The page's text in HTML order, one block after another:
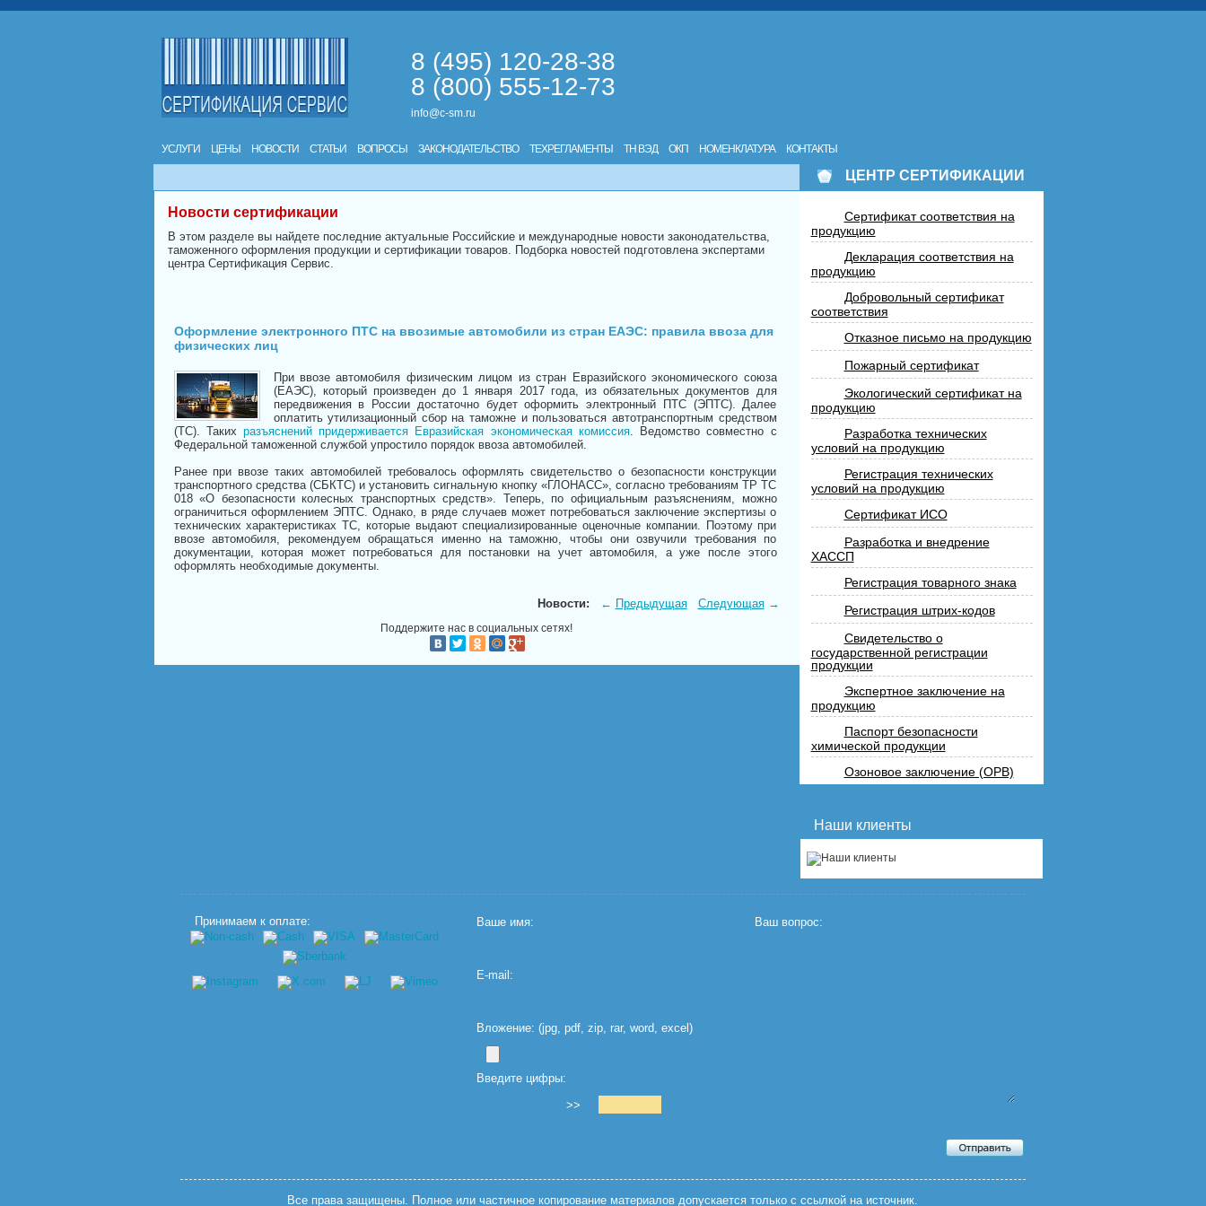
8 (495) 120-28-38
8 (800) 555-12-73
info@c-sm.ru
УСЛУГИ ЦЕНЫ НОВОСТИ СТАТЬИ ВОПРОСЫ ЗАКОНОДАТЕЛЬСТВО ТЕХРЕГЛАМЕНТЫ ТН ВЭД ОКП НОМЕНКЛАТУРА КОНТАКТЫ
ЦЕНТР СЕРТИФИКАЦИИ
Новости сертификации
В этом разделе вы найдете последние актуальные Российские и международные новости законодательства,
таможенного оформления продукции и сертификации товаров. Подборка новостей подготовлена экспертами
центра Сертификация Сервис.
Оформление электронного ПТС на ввозимые автомобили из стран ЕАЭС: правила ввоза для
физических лиц
При ввозе автомобиля физическим лицом из стран Евразийского экономического союза
(ЕАЭС), который произведен до 1 января 2017 года, из обязательных документов для
передвижения в России достаточно будет оформить электронный ПТС (ЭПТС). Далее
оплатить утилизационный сбор на таможне и пользоваться автотранспортным средством
(ТС). Таких разъяснений придерживается Евразийская экономическая комиссия. Ведомство совместно с
Федеральной таможенной службой упростило порядок ввоза автомобилей.
Ранее при ввозе таких автомобилей требовалось оформлять свидетельство о безопасности конструкции
транспортного средства (СБКТС) и установить сигнальную кнопку «ГЛОНАСС», согласно требованиям ТР ТС
018 «О безопасности колесных транспортных средств». Теперь, по официальным разъяснениям, можно
ограничиться оформлением ЭПТС. Однако, в ряде случаев может потребоваться заключение экспертизы о
технических характеристиках ТС, которые выдают специализированные оценочные компании. Поэтому при
ввозе автомобиля, рекомендуем обращаться именно на таможню, чтобы они озвучили требования по
документации, которая может потребоваться для постановки на учет автомобиля, а уже после этого
оформлять необходимые документы.
Новости: ← Предыдущая Следующая→
Поддержите нас в социальных сетях!
Сертификат соответствия на
продукцию
Декларация соответствия на
продукцию
Добровольный сертификат
соответствия
Отказное письмо на продукцию
Пожарный сертификат
Экологический сертификат на
продукцию
Разработка технических
условий на продукцию
Регистрация технических
условий на продукцию
Сертификат ИСО
Разработка и внедрение
ХАССП
Регистрация товарного знака
Регистрация штрих-кодов
Свидетельство о
государственной регистрации
продукции
Экспертное заключение на
продукцию
Паспорт безопасности
химической продукции
Озоновое заключение (ОРВ)
Наши клиенты
Принимаем к оплате: Ваше имя:
E-mail:
Вложение: (jpg, pdf, zip, rar, word, excel)
Введите цифры:
>>
Ваш вопрос:
Все права защищены. Полное или частичное копирование материалов допускается только с ссылкой на источник.